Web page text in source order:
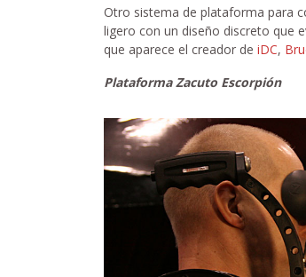
Otro sistema de plataforma para
ligero con un diseño discreto que
que aparece el creador de iDC,
Plataforma Zacuto Escorpión